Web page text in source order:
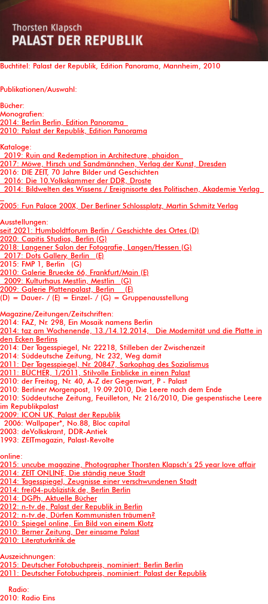
Buchtitel: Palast der Republik, Edition Panorama, Mannheim, 2010
Publikationen/Auswahl:
Bücher:
Monografien:
2014: Berlin Berlin, Edition Panorama
2010: Palast der Republik, Edition Panorama
Kataloge:
2019: Ruin and Redemption in Architecture, phaidon
2017: Möwe, Hirsch und Sandmännchen, Verlag der Kunst, Dresden
2016: DIE ZEIT, 70 Jahre Bilder und Geschichten
2016: Die 10.Volkskammer der DDR, Droste
2014: Bildwelten des Wissens / Ereignisorte des Politischen, Akademie Verlag
2005: Fun Palace 200X, Der Berliner Schlossplatz, Martin Schmitz Verlag
Ausstellungen:
seit 2021: Humboldtforum Berlin / Geschichte des Ortes (D)
2020: Capitis Studios, Berlin (G)
2018: Langener Salon der Fotografie, Langen/Hessen (G)
2017: Dots Gallery, Berlin (E)
2015: FMP 1, Berlin (G)
2010: Galerie Bruecke 66, Frankfurt/Main (E)
2009: Kulturhaus Mestlin, Mestlin (G)
2009: Galerie Plattenpalast, Berlin (E)
(D) = Dauer- / (E) = Einzel- / (G) = Gruppenausstellung
Magazine/Zeitungen/Zeitschriften:
2014: FAZ, Nr. 298, Ein Mosaik namens Berlin
2014: taz am Wochenende, 13./14.12.2014, Die Modernität und die Platte in
den Ecken Berlins
2014: Der Tagesspiegel, Nr. 22218, Stilleben der Zwischenzeit
2014: Süddeutsche Zeitung, Nr. 232, Weg damit
2011: Der Tagesspiegel, Nr. 20847, Sarkophag des Sozialismus
2011: BÜCHER, 1/2011, Stilvolle Einblicke in einen Palast
2010: der Freitag, Nr. 40, A-Z der Gegenwart, P - Palast
2010: Berliner Morgenpost, 19.09.2010, Die Leere nach dem Ende
2010: Süddeutsche Zeitung, Feuilleton, Nr. 216/2010, Die gespenstische Leere
im Republikpalast
2009: ICON UK, Palast der Republik
2006: Wallpaper*, No.88, Bloc capital
2003: deVolkskrant, DDR-Antiek
1993: ZEITmagazin, Palast-Revolte
online:
2015: uncube magazine, Photographer Thorsten Klapsch’s 25 year love affair
2014: ZEIT ONLINE, Die ständig neue Stadt
2014: Tagesspiegel, Zeugnisse einer verschwundenen Stadt
2014: frei04-publizistik.de, Berlin Berlin
2014: DGPh, Aktuelle Bücher
2012: n-tv.de, Palast der Republik in Berlin
2012: n-tv.de, Dürfen Kommunisten träumen?
2010: Spiegel online, Ein Bild von einem Klotz
2010: Berner Zeitung, Der einsame Palast
2010: Literaturkritik.de
Auszeichnungen:
2015: Deutscher Fotobuchpreis, nominiert: Berlin Berlin
2011: Deutscher Fotobuchpreis, nominiert: Palast der Republik
Radio:
2010: Radio Eins